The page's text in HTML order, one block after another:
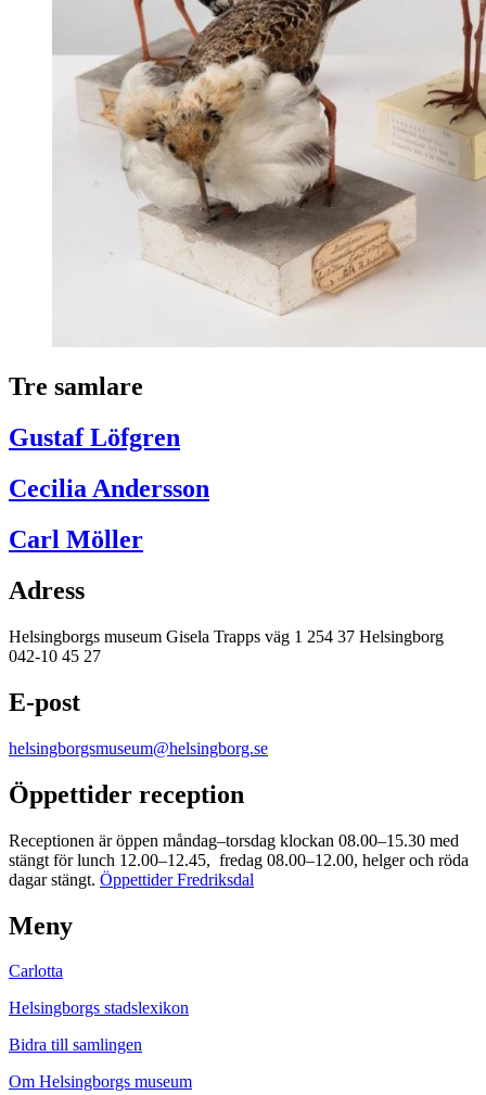
Tre samlare
Gustaf Löfgren
Cecilia Andersson
Carl Möller
Adress
Helsingborgs museum Gisela Trapps väg 1 254 37 Helsingborg
042-10 45 27
E-post
helsingborgsmuseum@helsingborg.se
Öppettider reception
Receptionen är öppen måndag–torsdag klockan 08.00–15.30 med
stängt för lunch 12.00–12.45, fredag 08.00–12.00, helger och röda
dagar stängt. Öppettider Fredriksdal
Meny
Carlotta
Helsingborgs stadslexikon
Bidra till samlingen
Om Helsingborgs museum